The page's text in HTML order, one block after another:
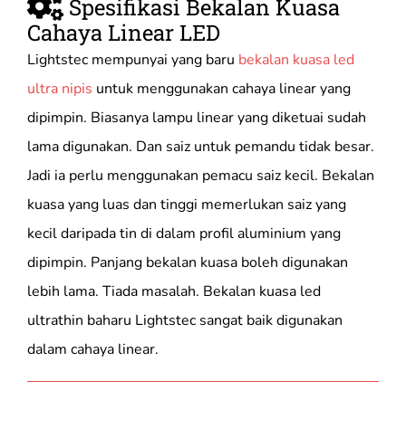
Spesifikasi Bekalan Kuasa
Cahaya Linear LED
Lightstec mempunyai yang baru bekalan kuasa led
ultra nipis untuk menggunakan cahaya linear yang
dipimpin. Biasanya lampu linear yang diketuai sudah
lama digunakan. Dan saiz untuk pemandu tidak besar.
Jadi ia perlu menggunakan pemacu saiz kecil. Bekalan
kuasa yang luas dan tinggi memerlukan saiz yang
kecil daripada tin di dalam profil aluminium yang
dipimpin. Panjang bekalan kuasa boleh digunakan
lebih lama. Tiada masalah. Bekalan kuasa led
ultrathin baharu Lightstec sangat baik digunakan
dalam cahaya linear.